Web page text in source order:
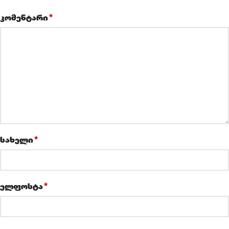
კომენტარი*
სახელი*
ელფოსტა*